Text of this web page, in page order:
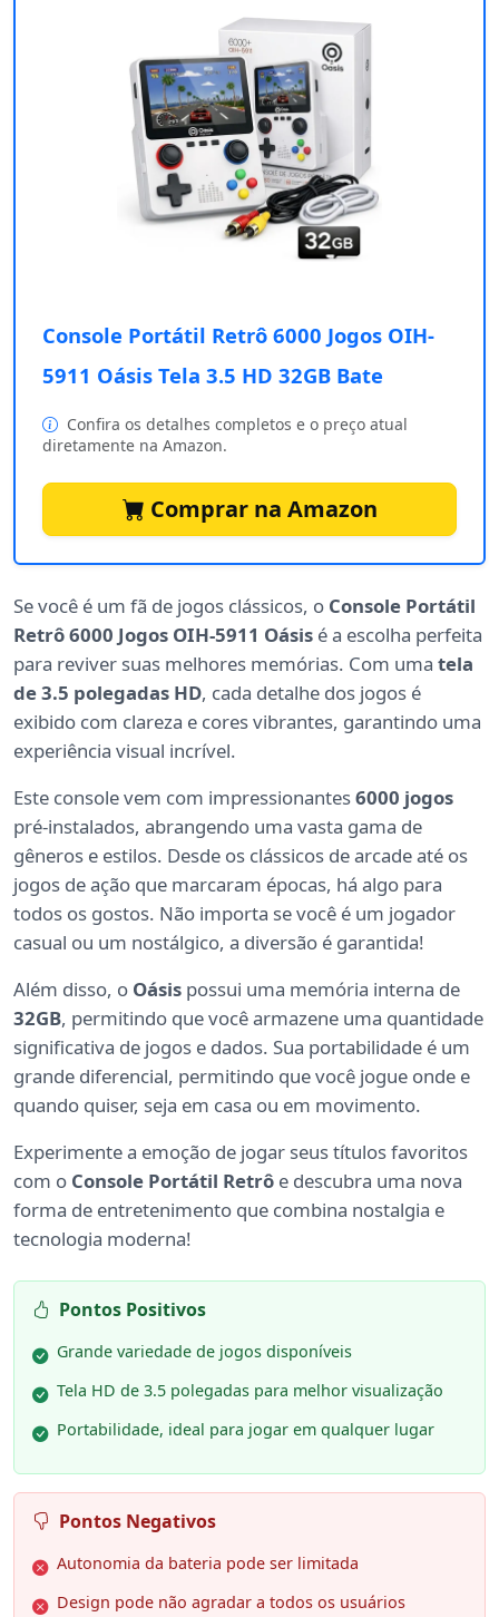
Console Portátil Retrô 6000 Jogos OIH-
5911 Oásis Tela 3.5 HD 32GB Bate
Confira os detalhes completos e o preço atual
diretamente na Amazon.
Comprar na Amazon
Se você é um fã de jogos clássicos, o Console Portátil
Retrô 6000 Jogos OIH-5911 Oásis é a escolha perfeita
para reviver suas melhores memórias. Com uma tela
de 3.5 polegadas HD, cada detalhe dos jogos é
exibido com clareza e cores vibrantes, garantindo uma
experiência visual incrível.
Este console vem com impressionantes6000 jogos
pré-instalados, abrangendo uma vasta gama de
gêneros e estilos. Desde os clássicos de arcade até os
jogos de ação que marcaram épocas, há algo para
todos os gostos. Não importa se você é um jogador
casual ou um nostálgico, a diversão é garantida!
Além disso, o Oásis possui uma memória interna de
32GB, permitindo que você armazene uma quantidade
significativa de jogos e dados. Sua portabilidade é um
grande diferencial, permitindo que você jogue onde e
quando quiser, seja em casa ou em movimento.
Experimente a emoção de jogar seus títulos favoritos
com o Console Portátil Retrô e descubra uma nova
forma de entretenimento que combina nostalgia e
tecnologia moderna!
Pontos Positivos
Grande variedade de jogos disponíveis
Tela HD de 3.5 polegadas para melhor visualização
Portabilidade, ideal para jogar em qualquer lugar
Pontos Negativos
Autonomia da bateria pode ser limitada
Design pode não agradar a todos os usuários